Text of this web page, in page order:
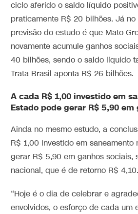
ciclo aferido o saldo líquido
praticamente R$ 20 bilhões. Já
previsão do estudo é que Mato
novamente acumule ganhos
40 bilhões, sendo o saldo líquido
Trata Brasil aponta R$ 26 bilhões.
A cada R$ 1,00 investido em
Estado pode gerar R$ 5,90 em
Ainda no mesmo estudo, a
R$ 1,00 investido em saneamento
gerar R$ 5,90 em ganhos sociais,
nacional, que é de retorno R$ 4,10.
“Hoje é o dia de celebrar e
envolvidos, o esforço de cada um